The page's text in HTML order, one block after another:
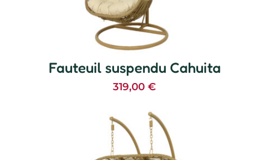
Fauteuil suspendu Cahuita
319,00 €